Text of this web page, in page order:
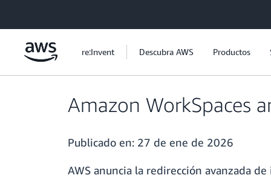
re:Invent Descubra AWS Productos
Amazon WorkSpaces
Publicado en: 27 de ene de 2026
AWS anuncia la redirección avanzada